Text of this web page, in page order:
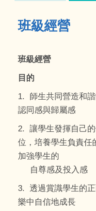
班級經營
班級經營
目的
1. 師生共同營造和
認同感與歸屬感
2. 讓學生發揮自己
位，培養學生負責任
加強學生的
自尊感及投入感
3. 透過賞識學生的
樂中自信地成長